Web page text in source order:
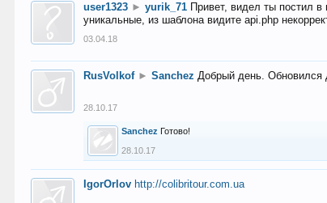
user1323 ► yurik_71 Привет, видел ты постил
уникальные, из шаблона видите api.php
03.04.18
RusVolkof ► Sanchez Добрый день. Обновился
28.10.17
Sanchez Готово!
28.10.17
IgorOrlov http://colibritour.com.ua